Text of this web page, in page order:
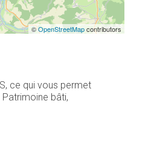
©OpenStreetMapcontributors
ce qui vous permet
bâti,